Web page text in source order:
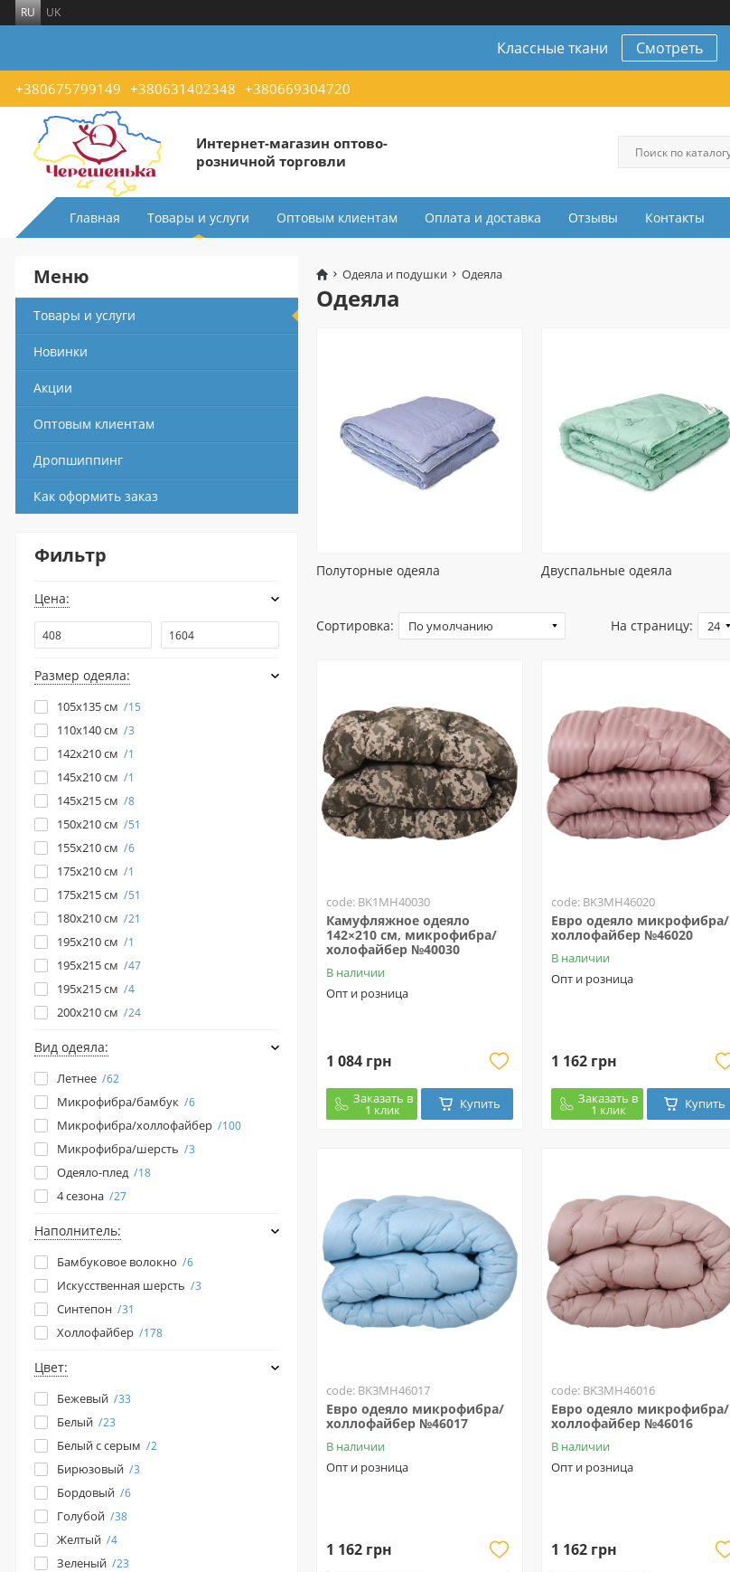
RU UK
Классные ткани Смотреть
+380675799149 +380631402348 +380669304720
Интернет-магазин оптово-
розничной торговли
Главная Товары и услуги Оптовым клиентам Оплата и доставка Отзывы Контакты
Одеяла и подушки Одеяла
Одеяла
Полуторные одеяла Двуспальные одеяла
Сортировка: На страницу:
code: BK1MH40030
Камуфляжное одеяло
142×210 см, микрофибра/
холофайбер №40030
В наличии
Опт и розница
1 084 грн
Заказать в
1 клик Купить
code: BK3MH46020
Евро одеяло микрофибра/
холлофайбер №46020
В наличии
Опт и розница
1 162 грн
Заказать в
1 клик Купить
code: BK3MH46017
Евро одеяло микрофибра/
холлофайбер №46017
В наличии
Опт и розница
1 162 грн
code: BK3MH46016
Евро одеяло микрофибра/
холлофайбер №46016
В наличии
Опт и розница
1 162 грн
Меню
Товары и услуги
Новинки
Акции
Оптовым клиентам
Дропшиппинг
Как оформить заказ
Фильтр
Цена:
Размер одеяла:
105x135 см 15
110х140 см 3
142x210 см 1
145х210 см 1
145х215 см 8
150х210 см 51
155х210 см 6
175х210 см 1
175х215 см 51
180x210 см 21
195x210 см 1
195x215 см 47
195х215 см 4
200x210 см 24
Вид одеяла:
Летнее 62
Микрофибра/бамбук 6
Микрофибра/холлофайбер 100
Микрофибра/шерсть 3
Одеяло-плед 18
4 сезона 27
Наполнитель:
Бамбуковое волокно 6
Искусственная шерсть 3
Синтепон 31
Холлофайбер 178
Цвет:
Бежевый 33
Белый 23
Белый с серым 2
Бирюзовый 3
Бордовый 6
Голубой 38
Желтый 4
Зеленый 23